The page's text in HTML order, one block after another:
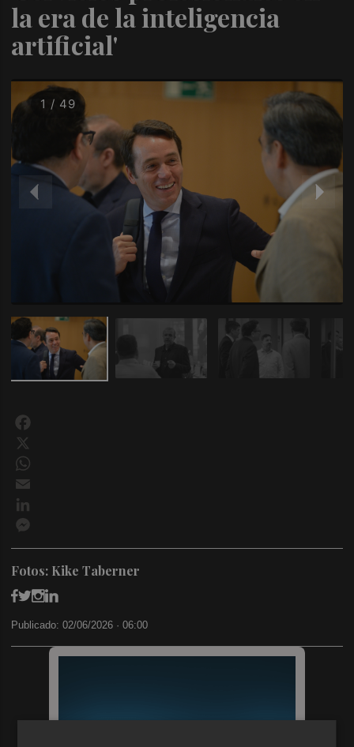
la era de la inteligencia
artificial'
1 / 49
Fotos: Kike Taberner
Publicado: 02/06/2026 ·06:00